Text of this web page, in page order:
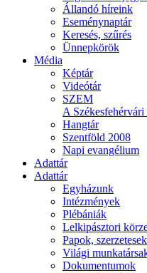
Állandó híreink
Eseménynaptár
Keresés, szűrés
Ünnepkörök
Média
Képtár
Videótár
SZEM
A
Hangtár
Szentföld 2008
Napi evangélium
Adattár
Adattár
Egyházunk
Intézmények
Plébániák
Lelkipásztori
Papok, szerzetesek
Világi
Dokumentumok